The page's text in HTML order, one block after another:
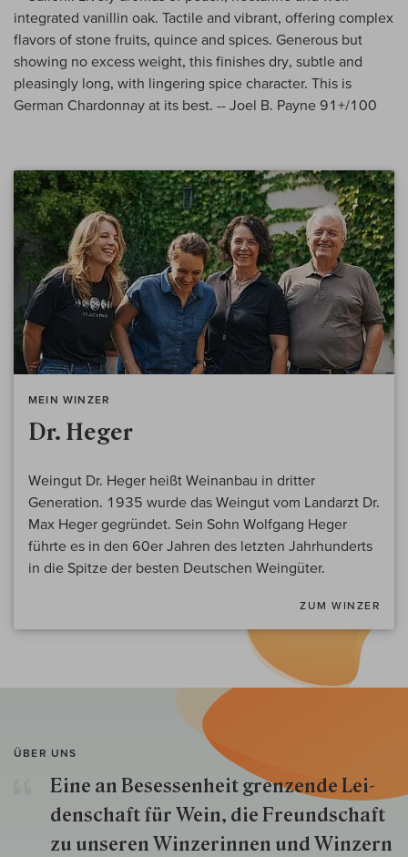
integrated vanillin oak. Tactile and vibrant, offering complex
flavors of stone fruits, quince and spices. Generous but
showing no excess weight, this finishes dry, subtle and
pleasingly long, with lingering spice character. This is
German Chardonnay at its best. -- Joel B. Payne 91+/100
MEIN WINZER
Dr. Heger
Weingut Dr. Heger heißt Weinanbau in dritter
Generation. 1935 wurde das Weingut vom Landarzt Dr.
Max Heger gegründet. Sein Sohn Wolfgang Heger
führte es in den 60er Jahren des letzten Jahrhunderts
in die Spitze der besten Deutschen Weingüter.
ZUM WINZER
ÜBER UNS
Eine an Besessenheit gren­zende Lei­
den­schaft für Wein, die Freund­schaft
zu unseren Win­zer­innen und Win­zern